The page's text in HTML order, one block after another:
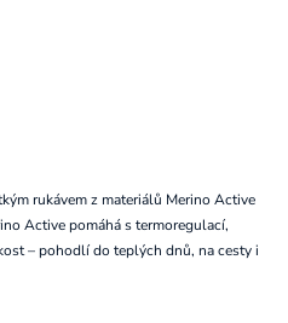
rukávem z materiálů Merino Active
Active pomáhá s termoregulací,
– pohodlí do teplých dnů, na cesty i